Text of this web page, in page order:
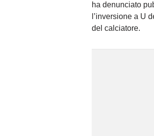
ha denunciato
l’inversione a U
del calciatore.